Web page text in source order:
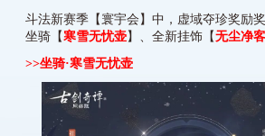
斗法新赛季【寰宇会】中，虚域夺珍奖励
坐骑【寒雪无忧壶】、全新挂饰【无尘净客
>>坐骑·寒雪无忧壶